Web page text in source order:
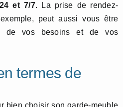
et 7/7. La prise de rendez-
peut aussi vous être
de vos besoins et de vos
termes de